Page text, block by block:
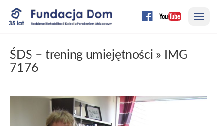
Przejdź
do
strony
ŚDS – trening umiejętności » IMG
7176